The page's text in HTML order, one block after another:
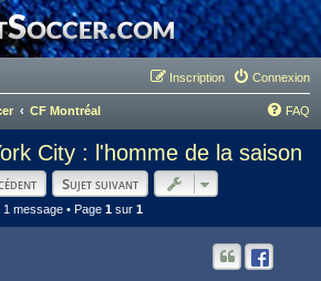
Connexion
Inscription
CF Montréal FAQ
City : l'homme de la saison
Sujet suivant
1 message • Page 1 sur 1